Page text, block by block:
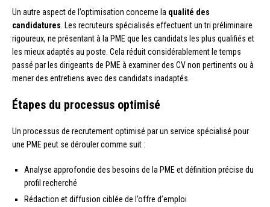
Un autre aspect de l’optimisation concerne la qualité des
candidatures . Les recruteurs spécialisés effectuent un tri préliminaire
rigoureux, ne présentant à la PME que les candidats les plus qualifiés et
les mieux adaptés au poste. Cela réduit considérablement le temps
passé par les dirigeants de PME à examiner des CV non pertinents ou à
mener des entretiens avec des candidats inadaptés.
Étapes du processus optimisé
Un processus de recrutement optimisé par un service spécialisé pour
une PME peut se dérouler comme suit :
Analyse approfondie des besoins de la PME et définition précise du
profil recherché
Rédaction et diffusion ciblée de l’offre d’emploi